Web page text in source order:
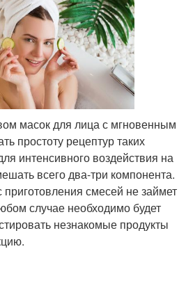
масок для лица с мгновенным
простоту рецептур таких
интенсивного воздействия на
всего два-три компонента.
смесей не займет
случае необходимо будет
незнакомые продукты